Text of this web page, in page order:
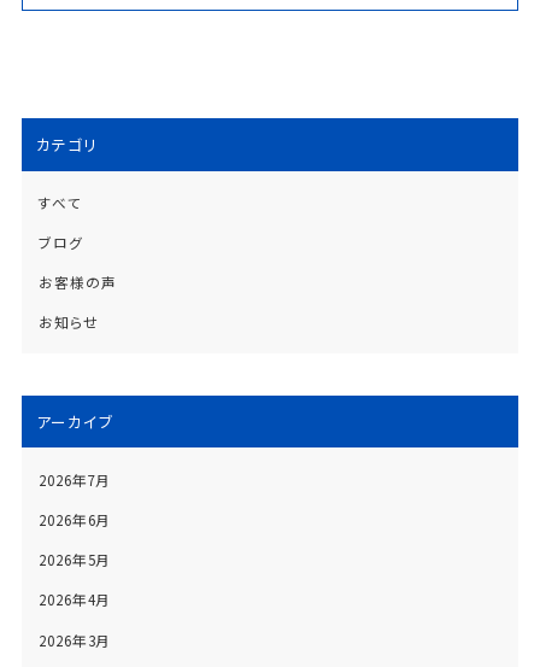
カテゴリ
すべて
ブログ
お客様の声
お知らせ
アーカイブ
2026年7月
2026年6月
2026年5月
2026年4月
2026年3月